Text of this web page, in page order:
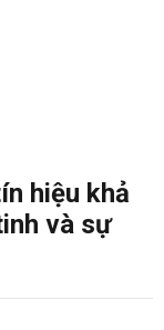
hiệu khả
và sự